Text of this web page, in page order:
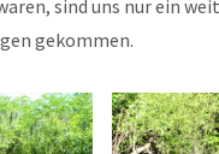
sind uns nur ein
gekommen.